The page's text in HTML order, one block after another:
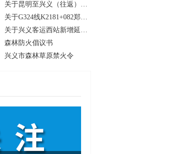
关于昆明至兴义（往返）客运班线延期开通的公告
关于G324线K2181+082郑屯荣盛水泥厂大门西侧路段实施交通管制的通告
关于兴义客运西站新增延伸服务点的公告
森林防火倡议书
兴义市森林草原禁火令